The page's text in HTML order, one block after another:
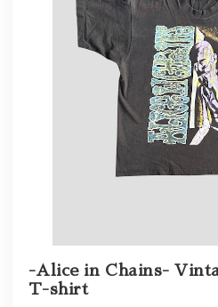
-Alice in Chains-
T-shirt